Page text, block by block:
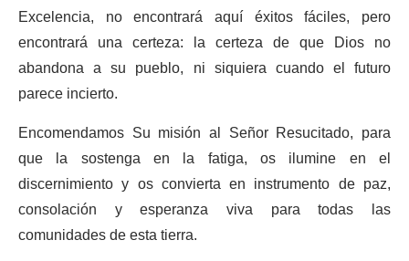
Excelencia, no encontrará aquí éxitos fáciles, pero
encontrará una certeza: la certeza de que Dios no
abandona a su pueblo, ni siquiera cuando el futuro
parece incierto.
Encomendamos Su misión al Señor Resucitado, para
que la sostenga en la fatiga, os ilumine en el
discernimiento y os convierta en instrumento de paz,
consolación y esperanza viva para todas las
comunidades de esta tierra.